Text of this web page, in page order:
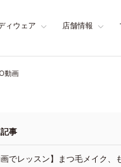
ィウェア 店舗情報
動画
事
画でレッスン】まつ毛メイク、